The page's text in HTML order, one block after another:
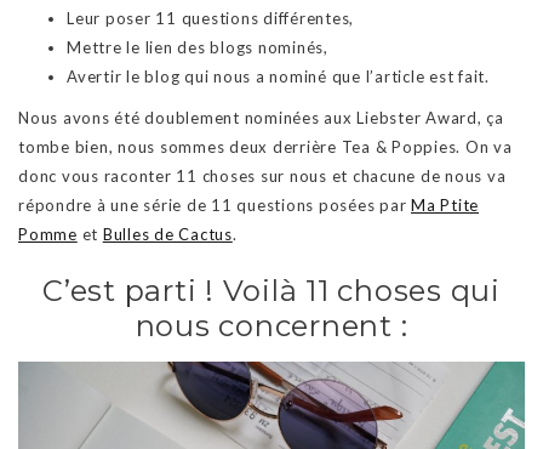
Leur poser 11 questions différentes,
Mettre le lien des blogs nominés,
Avertir le blog qui nous a nominé que l’article est fait.
Nous avons été doublement nominées aux Liebster Award, ça
tombe bien, nous sommes deux derrière Tea & Poppies. On va
donc vous raconter 11 choses sur nous et chacune de nous va
répondre à une série de 11 questions posées par Ma Ptite
Pomme et Bulles de Cactus.
C’est parti ! Voilà 11 choses qui
nous concernent :